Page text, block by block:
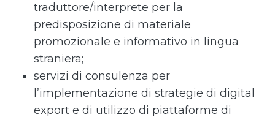
traduttore/interprete per la
predisposizione di materiale
promozionale e informativo in lingua
straniera;
servizi di consulenza per
l’implementazione di strategie di digital
export e di utilizzo di piattaforme di